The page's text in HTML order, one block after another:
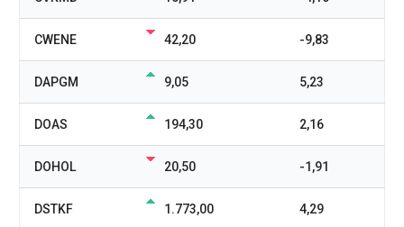
CWENE 42,20 -9,83
DAPGM 9,05 5,23
DOAS 194,30 2,16
DOHOL 20,50 -1,91
DSTKF 1.773,00 4,29